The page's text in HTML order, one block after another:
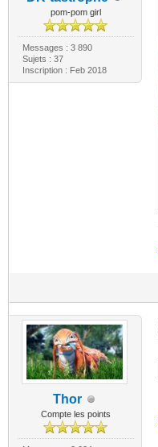
pom-pom girl
Messages : 3 890
Sujets : 37
Inscription : Feb 2018
Thor
Compte les points